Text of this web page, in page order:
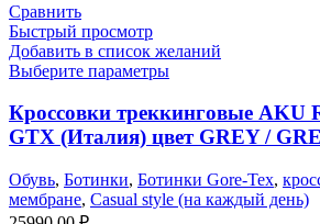
Сравнить
Быстрый просмотр
Добавить в список желаний
Выберите параметры
Кроссовки треккинговые AKU
GTX (Италия) цвет GREY /
Обувь, Ботинки, Ботинки Gore-Tex,
мембране, Casual style (на каждый день)